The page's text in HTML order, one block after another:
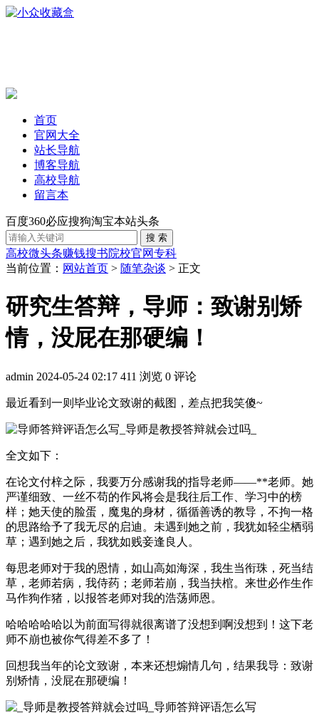
首页
官网大全
站长导航
博客导航
高校导航
留言本
百度360必应搜狗淘宝本站头条
高校微头条赚钱搜书院校官网专科
当前位置： 网站首页 > 随笔杂谈 > 正文
研究生答辩，导师：致谢别矫
情，没屁在那硬编！
admin 2024-05-24 02:17 411 浏览 0 评论
最近看到一则毕业论文致谢的截图，差点把我笑傻~
全文如下：
在论文付梓之际，我要万分感谢我的指导老师——**老师。她
严谨细致、一丝不苟的作风将会是我往后工作、学习中的榜
样；她天使的脸蛋，魔鬼的身材，循循善诱的教导，不拘一格
的思路给予了我无尽的启迪。未遇到她之前，我犹如轻尘栖弱
草；遇到她之后，我犹如贱妾逢良人。
每思老师对于我的恩情，如山高如海深，我生当衔珠，死当结
草，老师若病，我侍药；老师若崩，我当扶棺。来世必作生作
马作狗作猪，以报答老师对我的浩荡师恩。
哈哈哈哈哈以为前面写得就很离谱了没想到啊没想到！这下老
师不崩也被你气得差不多了！
回想我当年的论文致谢，本来还想煽情几句，结果我导：致谢
别矫情，没屁在那硬编！